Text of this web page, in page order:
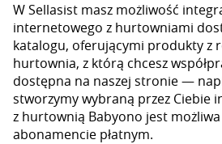
W Sellasist masz możliwość
internetowego z hurtowniami
katalogu, oferującymi produkty z
hurtownia, z którą chcesz
dostępna na naszej stronie —
stworzymy wybraną przez Ciebie
z hurtownią Babyono jest możliwa
abonamencie płatnym.